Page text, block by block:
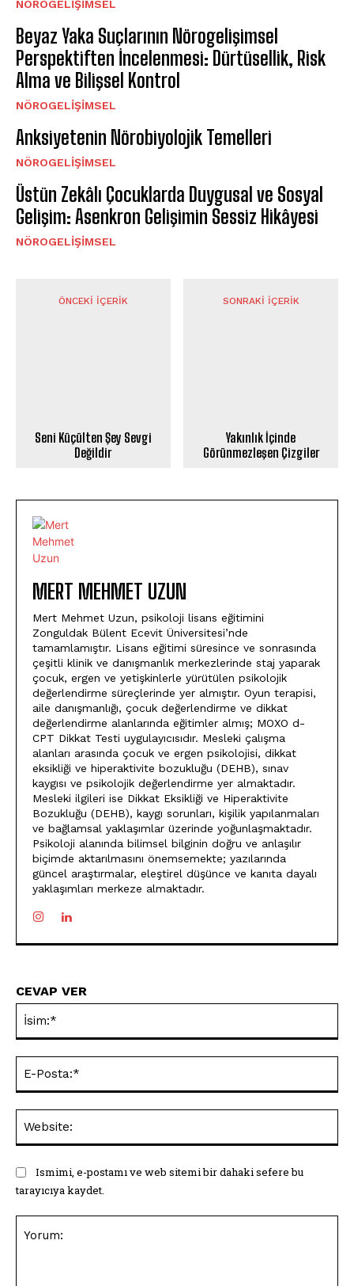
NÖROGELIŞIMSEL
Beyaz Yaka Suçlarının Nörogelişimsel
Perspektiften İncelenmesi: Dürtüsellik, Risk
Alma ve Bilişsel Kontrol
NÖROGELIŞIMSEL
Anksiyetenin Nörobiyolojik Temelleri
NÖROGELIŞIMSEL
Üstün Zekâlı Çocuklarda Duygusal ve Sosyal
Gelişim: Asenkron Gelişimin Sessiz Hikâyesi
NÖROGELIŞIMSEL
ÖNCEKI İÇERIK
Seni Küçülten Şey Sevgi
Değildir
SONRAKI İÇERIK
Yakınlık İçinde
Görünmezleşen Çizgiler
MERT MEHMET UZUN
Mert Mehmet Uzun, psikoloji lisans eğitimini
Zonguldak Bülent Ecevit Üniversitesi’nde
tamamlamıştır. Lisans eğitimi süresince ve sonrasında
çeşitli klinik ve danışmanlık merkezlerinde staj yaparak
çocuk, ergen ve yetişkinlerle yürütülen psikolojik
değerlendirme süreçlerinde yer almıştır. Oyun terapisi,
aile danışmanlığı, çocuk değerlendirme ve dikkat
değerlendirme alanlarında eğitimler almış; MOXO d-
CPT Dikkat Testi uygulayıcısıdır. Mesleki çalışma
alanları arasında çocuk ve ergen psikolojisi, dikkat
eksikliği ve hiperaktivite bozukluğu (DEHB), sınav
kaygısı ve psikolojik değerlendirme yer almaktadır.
Mesleki ilgileri ise Dikkat Eksikliği ve Hiperaktivite
Bozukluğu (DEHB), kaygı sorunları, kişilik yapılanmaları
ve bağlamsal yaklaşımlar üzerinde yoğunlaşmaktadır.
Psikoloji alanında bilimsel bilginin doğru ve anlaşılır
biçimde aktarılmasını önemsemekte; yazılarında
güncel araştırmalar, eleştirel düşünce ve kanıta dayalı
yaklaşımları merkeze almaktadır.
CEVAP VER
Ismimi, e-postamı ve web sitemi bir dahaki sefere bu
tarayıcıya kaydet.